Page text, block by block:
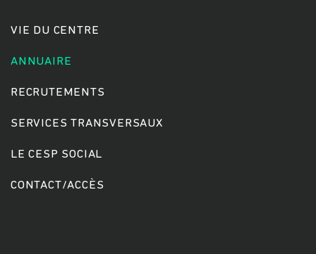
VIE DU CENTRE
ANNUAIRE
RECRUTEMENTS
SERVICES TRANSVERSAUX
LE CESP SOCIAL
CONTACT/ACCÈS